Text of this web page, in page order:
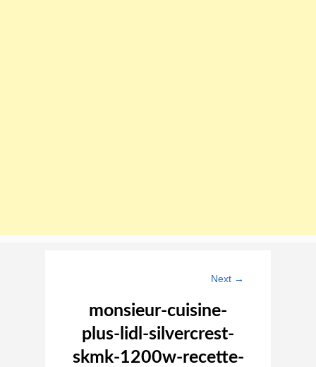
Next →
monsieur-cuisine-
plus-lidl-silvercrest-
skmk-1200w-recette-